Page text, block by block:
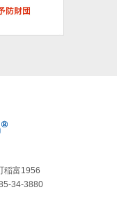
稲富1956
34-3880